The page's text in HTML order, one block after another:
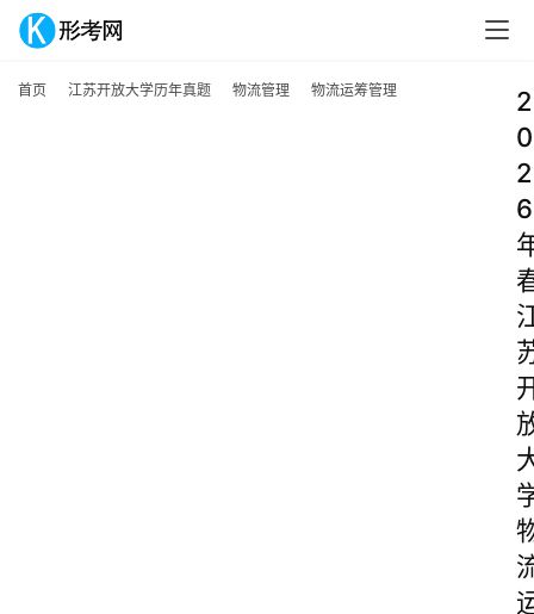
首页 江苏开放大学历年真题 物流管理 物流运筹管理
2
0
2
6